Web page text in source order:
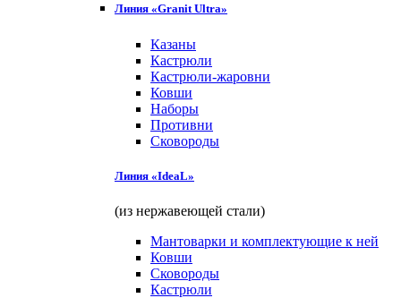
Линия «Granit Ultra»
Казаны
Кастрюли
Кастрюли-жаровни
Ковши
Наборы
Противни
Сковороды
Линия «IdeaL»
(из нержавеющей стали)
Мантоварки и комплектующие к ней
Ковши
Сковороды
Кастрюли